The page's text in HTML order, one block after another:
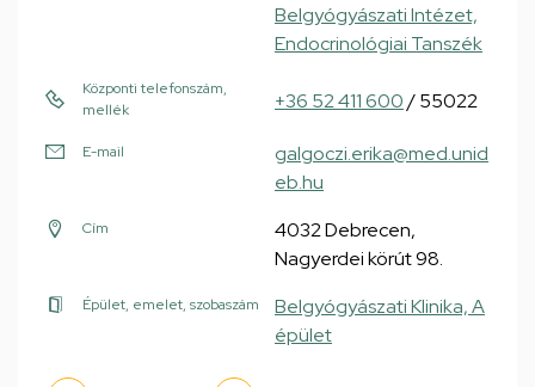
Belgyógyászati Intézet,
Endocrinológiai Tanszék
Központi telefonszám,
mellék
+36 52 411 600/ 55022
E-mail
galgoczi.erika@med.unid
eb.hu
Cím
4032 Debrecen,
Nagyerdei körút 98.
Épület, emelet, szobaszám
Belgyógyászati Klinika, A
épület